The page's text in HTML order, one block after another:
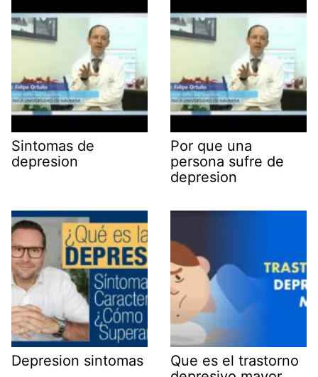
Sintomas de
depresion
Por que una
persona sufre de
depresion
Depresion sintomas
Que es el trastorno